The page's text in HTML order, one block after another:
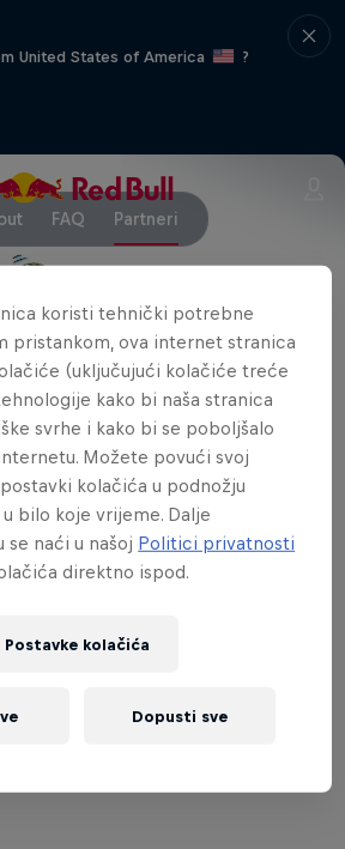
United States of America
?
FAQ Partneri
koristi tehnički potrebne
pristankom, ova internet stranica
(uključujući kolačiće treće
kako bi naša stranica
svrhe i kako bi se poboljšalo
Možete povući svoj
kolačića u podnožju
bilo koje vrijeme. Dalje
naći u našoj Politici privatnosti
direktno ispod.
Postavke kolačića
Dopusti sve